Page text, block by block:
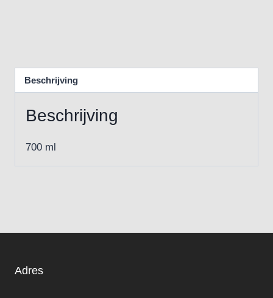
Beschrijving
Beschrijving
700 ml
Adres